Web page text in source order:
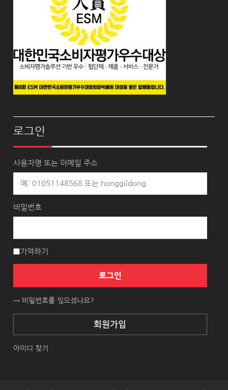
로그인
사용자명 또는 이메일 주소
비밀번호
기억하기
로그인
→ 비밀번호를 잊으셨나요?
회원가입
아이디 찾기